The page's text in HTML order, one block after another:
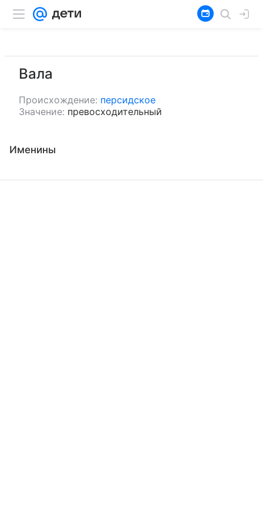
Вала
Происхождение: персидское
Значение: превосходительный
Именины